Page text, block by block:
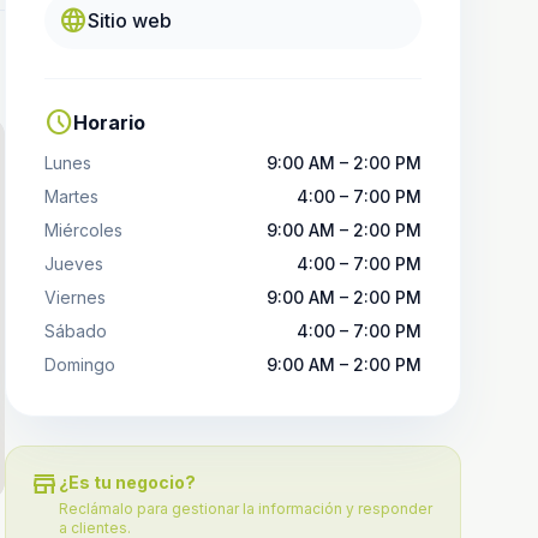
languageSitio web
scheduleHorario
Lunes
9:00 AM – 2:00 PM
Martes
4:00 – 7:00 PM
Miércoles
9:00 AM – 2:00 PM
Jueves
4:00 – 7:00 PM
Viernes
9:00 AM – 2:00 PM
Sábado
4:00 – 7:00 PM
Domingo
9:00 AM – 2:00 PM
store ¿Es tu negocio?
Reclámalo para gestionar la información y responder
a clientes.